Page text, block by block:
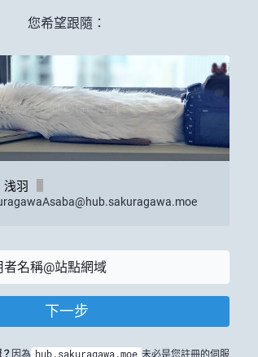
您希望跟隨：
羽
下一步
因為 hub.sakuragawa.moe 未必是您註冊的伺服